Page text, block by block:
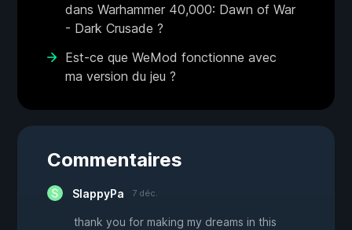
dans Warhammer 40,000: Dawn of War
- Dark Crusade ?
Est-ce que WeMod fonctionne avec
ma version du jeu ?
Commentaires
SlappyPa 7 déc.
thank you for making my dreams in this